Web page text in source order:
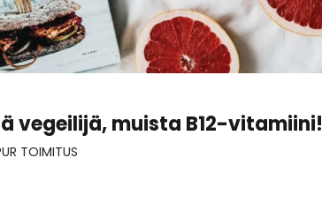
vegeilijä, muista B12-vitamiini!
TOIMITUS